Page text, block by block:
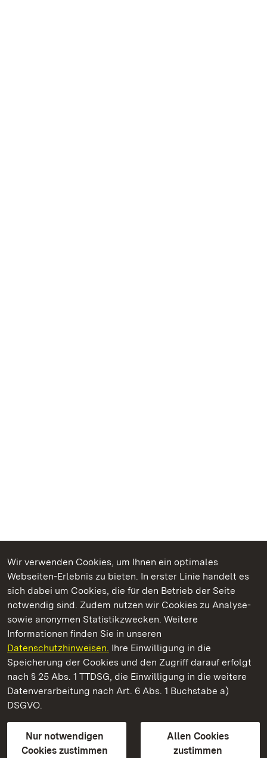
Wir verwenden Cookies, um Ihnen ein optimales
Webseiten-Erlebnis zu bieten. In erster Linie handelt es
sich dabei um Cookies, die für den Betrieb der Seite
notwendig sind. Zudem nutzen wir Cookies zu Analyse-
sowie anonymen Statistikzwecken. Weitere
Informationen finden Sie in unseren
Datenschutzhinweisen. Ihre Einwilligung in die
Speicherung der Cookies und den Zugriff darauf erfolgt
nach § 25 Abs. 1 TTDSG, die Einwilligung in die weitere
Datenverarbeitung nach Art. 6 Abs. 1 Buchstabe a)
DSGVO.
Nur notwendigen
Cookies zustimmen
Allen Cookies
zustimmen
Kommen. Staunen. Genießen.
Staatliche Schlösser und Gärten Baden‑Württemberg
Staatliche Schlösser und Gärten Baden-Württemberg
Kontakt
GebärdenspracheLeichte Sprache
Erklärung zur Barrierefreiheit
BITV-konform (geprüfte Seiten)